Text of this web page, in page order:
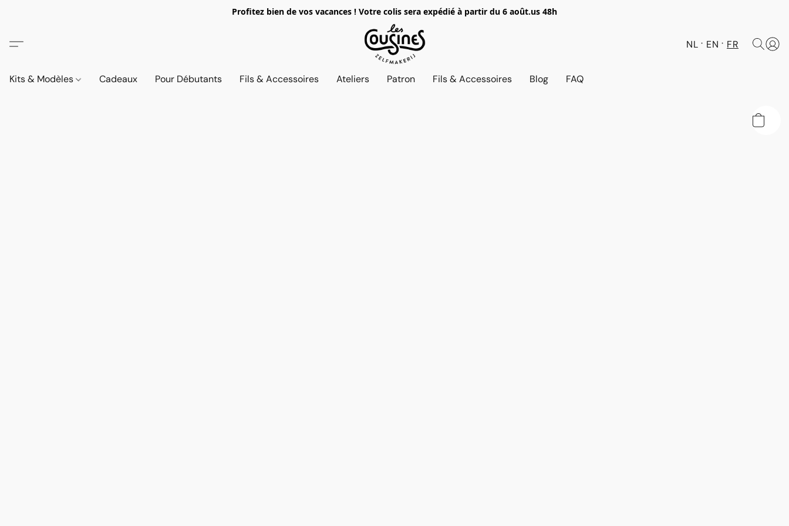
Profitez bien de vos vacances ! Votre colis sera expédié à partir du 6 août.us 48h
NL EN FR
Kits & Modèles Cadeaux Pour Débutants Fils & Accessoires Ateliers Patron Fils & Accessoires Blog FAQ